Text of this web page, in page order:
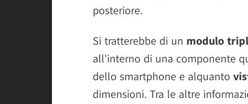
posteriore.
Si tratterebbe di un modulo
all'interno di una componente
dello smartphone e alquanto
dimensioni. Tra le altre